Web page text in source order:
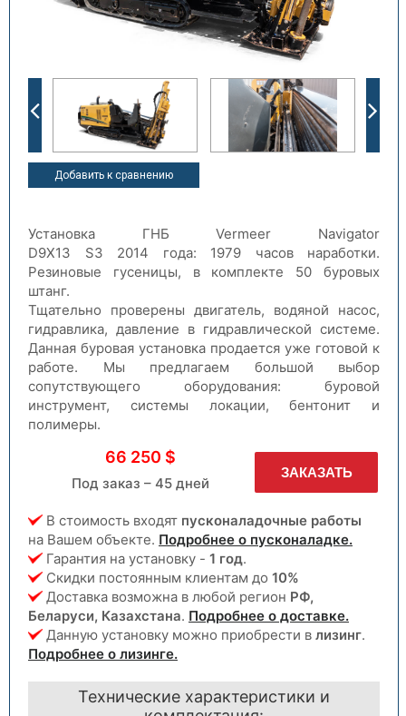
Добавить к сравнению
Установка ГНБ Vermeer Navigator
D9X13 S3 2014 года: 1979 часов наработки.
Резиновые гусеницы, в комплекте 50 буровых
штанг.
Тщательно проверены двигатель, водяной насос,
гидравлика, давление в гидравлической системе.
Данная буровая установка продается уже готовой к
работе. Мы предлагаем большой выбор
сопутствующего оборудования: буровой
инструмент, системы локации, бентонит и
полимеры.
66 250 $
Под заказ – 45 дней
ЗАКАЗАТЬ
В стоимость входят пусконаладочные работы
на Вашем объекте. Подробнее о пусконаладке.
Гарантия на установку - 1 год.
Скидки постоянным клиентам до 10%
Доставка возможна в любой регион РФ,
Беларуси, Казахстана. Подробнее о доставке.
Данную установку можно приобрести в лизинг.
Подробнее о лизинге.
Технические характеристики и